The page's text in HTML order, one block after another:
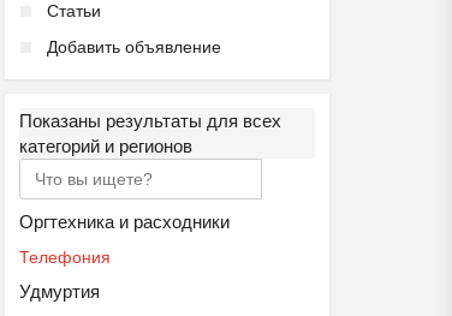
Статьи
Добавить объявление
Показаны результаты для всех
категорий и регионов
Оргтехника и расходники
Телефония
Удмуртия